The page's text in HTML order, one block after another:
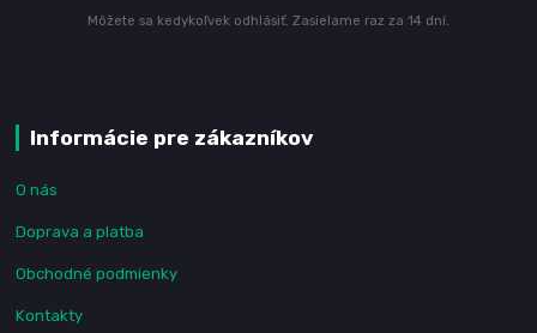
Môžete sa kedykoľvek odhlásiť. Zasielame raz za 14 dní.
Informácie pre zákazníkov
O nás
Doprava a platba
Obchodné podmienky
Kontakty